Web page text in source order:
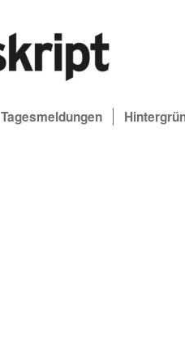
Tagesmeldungen